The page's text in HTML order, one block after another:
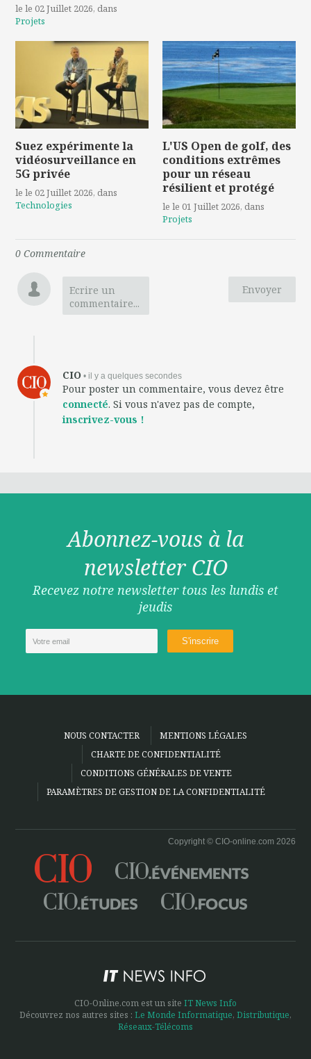
le le 02 Juillet 2026, dans
Projets
Suez expérimente la
vidéosurveillance en
5G privée
le le 02 Juillet 2026, dans
Technologies
L'US Open de golf, des
conditions extrêmes
pour un réseau
résilient et protégé
le le 01 Juillet 2026, dans
Projets
0 Commentaire
Envoyer
Ecrire un
commentaire...
CIO • il y a quelques secondes
Pour poster un commentaire, vous devez être
connecté. Si vous n'avez pas de compte,
inscrivez-vous !
Abonnez-vous à la
newsletter CIO
Recevez notre newsletter tous les lundis et
jeudis
NOUS CONTACTER
MENTIONS LÉGALES
CHARTE DE CONFIDENTIALITÉ
CONDITIONS GÉNÉRALES DE VENTE
PARAMÈTRES DE GESTION DE LA CONFIDENTIALITÉ
Copyright © CIO-online.com 2026
CIO-Online.com est un site IT News Info
Découvrez nos autres sites : Le Monde Informatique, Distributique,
Réseaux-Télécoms